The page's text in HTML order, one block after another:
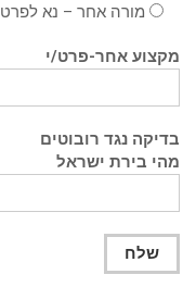
מורה אחר – נא לפרט
מקצוע אחר-פרט/י
בדיקה נגד רובוטים
מהי בירת ישראל